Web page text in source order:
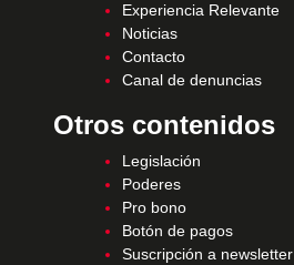
Experiencia Relevante
Noticias
Contacto
Canal de denuncias
Otros contenidos
Legislación
Poderes
Pro bono
Botón de pagos
Suscripción a newsletter